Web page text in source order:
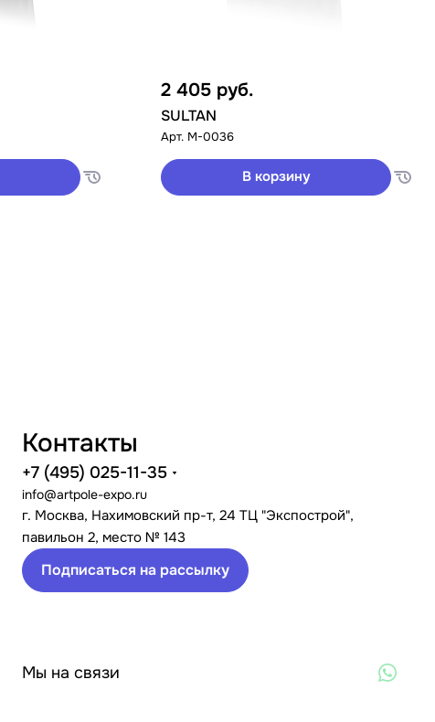
2 405 руб.
SULTAN
Арт. M-0036
В корзину
Контакты
+7 (495) 025-11-35
info@artpole-expo.ru
г. Москва, Нахимовский пр-т, 24 ТЦ "Экспострой",
павильон 2, место № 143
Подписаться на рассылку
Мы на связи